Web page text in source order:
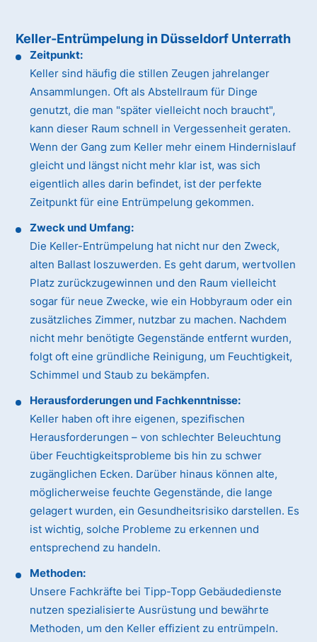
Keller-Entrümpelung in Düsseldorf Unterrath
Zeitpunkt:
Keller sind häufig die stillen Zeugen jahrelanger
Ansammlungen. Oft als Abstellraum für Dinge
genutzt, die man "später vielleicht noch braucht",
kann dieser Raum schnell in Vergessenheit geraten.
Wenn der Gang zum Keller mehr einem Hindernislauf
gleicht und längst nicht mehr klar ist, was sich
eigentlich alles darin befindet, ist der perfekte
Zeitpunkt für eine Entrümpelung gekommen.
Zweck und Umfang:
Die Keller-Entrümpelung hat nicht nur den Zweck,
alten Ballast loszuwerden. Es geht darum, wertvollen
Platz zurückzugewinnen und den Raum vielleicht
sogar für neue Zwecke, wie ein Hobbyraum oder ein
zusätzliches Zimmer, nutzbar zu machen. Nachdem
nicht mehr benötigte Gegenstände entfernt wurden,
folgt oft eine gründliche Reinigung, um Feuchtigkeit,
Schimmel und Staub zu bekämpfen.
Herausforderungen und Fachkenntnisse:
Keller haben oft ihre eigenen, spezifischen
Herausforderungen – von schlechter Beleuchtung
über Feuchtigkeitsprobleme bis hin zu schwer
zugänglichen Ecken. Darüber hinaus können alte,
möglicherweise feuchte Gegenstände, die lange
gelagert wurden, ein Gesundheitsrisiko darstellen. Es
ist wichtig, solche Probleme zu erkennen und
entsprechend zu handeln.
Methoden:
Unsere Fachkräfte bei Tipp-Topp Gebäudedienste
nutzen spezialisierte Ausrüstung und bewährte
Methoden, um den Keller effizient zu entrümpeln.